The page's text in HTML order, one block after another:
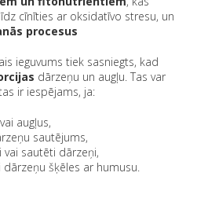
cīnīties ar oksidatīvo stresu, un
procesus
ieguvums tiek sasniegts, kad
dārzeņu un augļu. Tas var
ir iespējams, ja:
augļus,
sautējums,
vai sautēti dārzeņi,
dārzeņu šķēles ar humusu.